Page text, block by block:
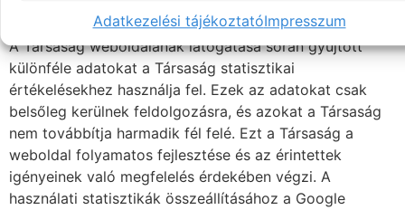
Adatkezelési tájékoztatóImpresszum
A weboldal statisztikáihoz szükséges sütik:
A Társaság weboldalának látogatása során gyűjtött
különféle adatokat a Társaság statisztikai
értékelésekhez használja fel. Ezek az adatokat csak
belsőleg kerülnek feldolgozásra, és azokat a Társaság
nem továbbítja harmadik fél felé. Ezt a Társaság a
weboldal folyamatos fejlesztése és az érintettek
igényeinek való megfelelés érdekében végzi. A
használati statisztikák összeállításához a Google